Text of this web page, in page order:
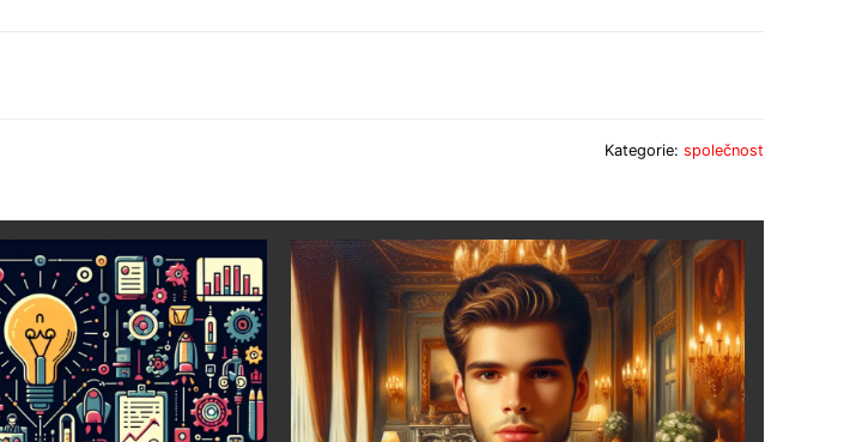
Kategorie: společnost